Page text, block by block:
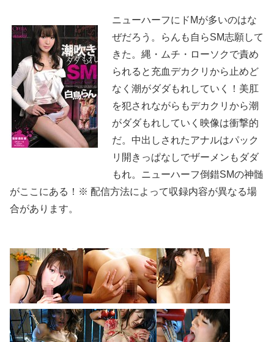
ニューハーフにドMが多いのはな
ぜだろう。らんも自らSM志願して
きた。縄・ムチ・ローソクで責め
られると充血デカクリから止めど
なく潮がダダもれしていく！美肛
を犯されながらもデカクリから潮
がダダもれしていく映像は衝撃的
だ。中出しされたアナルはパック
リ開きっぱなしでザーメンもダダ
もれ。ニューハーフ倒錯SMの神髄
がここにある！※ 配信方法によって収録内容が異なる場
合があります。